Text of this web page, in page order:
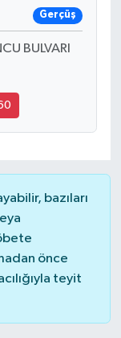
Gerçüş
BULVARI
bazıları
önce
teyit